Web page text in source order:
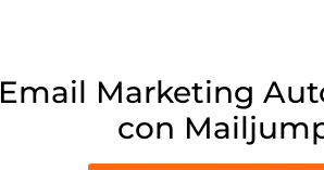
Email Marketing
con